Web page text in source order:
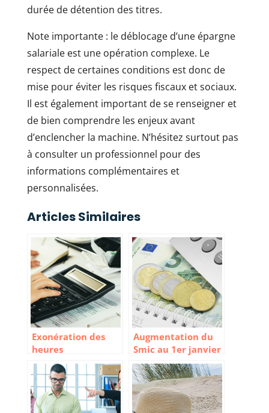
durée de détention des titres.
Note importante : le déblocage d’une épargne
salariale est une opération complexe. Le
respect de certaines conditions est donc de
mise pour éviter les risques fiscaux et sociaux.
Il est également important de se renseigner et
de bien comprendre les enjeux avant
d’enclencher la machine. N’hésitez surtout pas
à consulter un professionnel pour des
informations complémentaires et
personnalisées.
Articles Similaires
Exonération des
heures
supplémentaires :
comment ça
marche ?
Augmentation du
Smic au 1er janvier
2023